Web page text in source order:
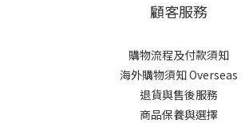
顧客服務
購物流程及付款須知
海外購物須知 Overseas
退貨與售後服務
商品保養與選擇